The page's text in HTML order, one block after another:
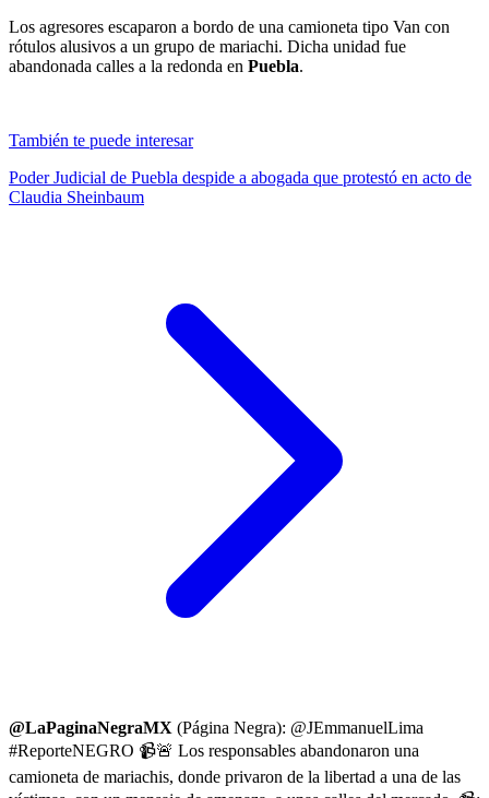
Los agresores escaparon a bordo de una camioneta tipo Van con
rótulos alusivos a un grupo de mariachi. Dicha unidad fue
abandonada calles a la redonda en Puebla.
También te puede interesar
Poder Judicial de Puebla despide a abogada que protestó en acto de
Claudia Sheinbaum
@LaPaginaNegraMX (Página Negra): @JEmmanuelLima
#ReporteNEGRO 📹🚨 Los responsables abandonaron una
camioneta de mariachis, donde privaron de la libertad a una de las